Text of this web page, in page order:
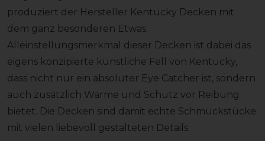
produziert der Hersteller Kentucky Decken mit
dem ganz besonderen Etwas.
Alleinstellungsmerkmal dieser Decken ist dabei das
eigens konzipierte künstliche Fell von Kentucky,
dass nicht nur ein absoluter Eye Catcher ist, sondern
auch zusätzlich Wärme und Schutz vor Reibung
bietet. Die Decken sind damit echte Schmuckstücke
mit vielen liebevoll gestalteten Details.